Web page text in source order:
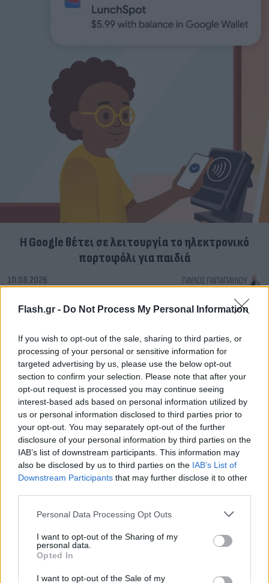
Flash.gr - Do Not Process My Personal Information
If you wish to opt-out of the sale, sharing to third parties, or
processing of your personal or sensitive information for
targeted advertising by us, please use the below opt-out
section to confirm your selection. Please note that after your
opt-out request is processed you may continue seeing
interest-based ads based on personal information utilized by
us or personal information disclosed to third parties prior to
your opt-out. You may separately opt-out of the further
disclosure of your personal information by third parties on the
IAB’s list of downstream participants. This information may
also be disclosed by us to third parties on the IAB’s List of
Downstream Participants that may further disclose it to other
Please note that this website/app uses one or more Google
not limited to your visit or usage behaviour. You may click to
grant or deny consent to Google and its third-party tags to
use your data for below specified purposes in below Google
consent section.
Personal Data Processing Opt Outs
I want to opt-out of the Sharing of my
personal data.
Opted In
I want to opt-out of the Sale of my
Η Google θέτει σε λειτουργία το ηλεκτρονικό
πορτοφόλι για παιδιά
10.08.2026 ΠΑΎΛΟΣ ΠΑΠΑΠΑΎΛΟΥ